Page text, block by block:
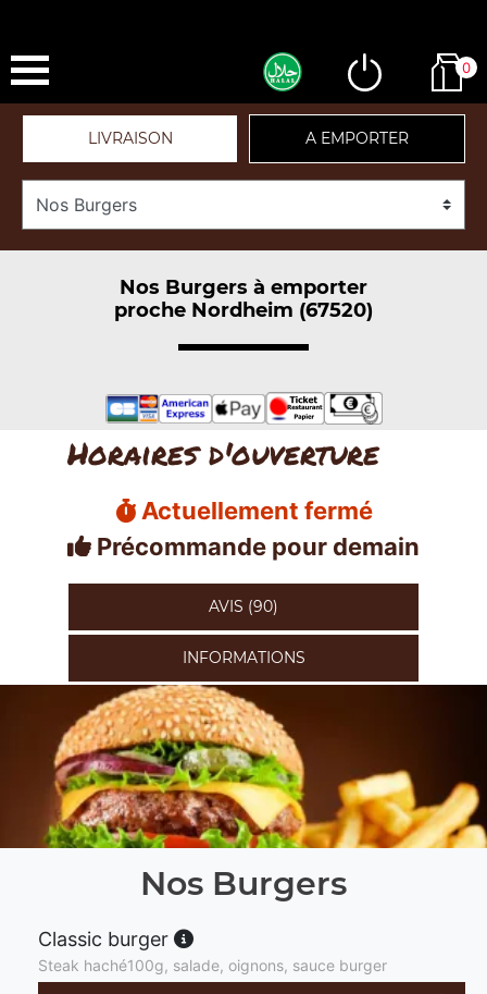
0
LIVRAISON A EMPORTER
Nos Burgers à emporter
proche Nordheim (67520)
Horaires d'ouverture
Actuellement fermé
Précommande pour demain
AVIS (90)
INFORMATIONS
Nos Burgers
Classic burger
Steak haché100g, salade, oignons, sauce burger